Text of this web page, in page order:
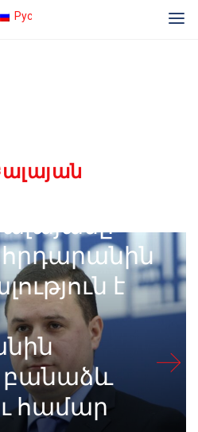
Русский
է
բանաձև
համար